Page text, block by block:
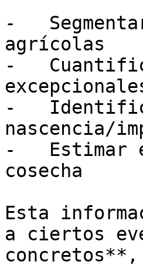
-
agrícolas
-
-
nascencia/
-   Estimar
cosecha
Esta
a ciertos